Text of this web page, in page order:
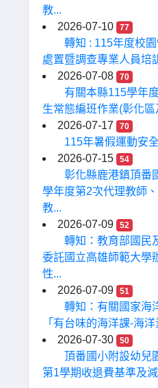
教...
2026-07-10
77
轉知 : 115年度校
處置暨調查專業人員培
2026-07-08
70
有關本縣115學年
生常態編班作業(彰化區
2026-07-17
70
115年暑假運動安
2026-07-15
54
彰化縣鹿港鎮頂番
學年度第2次代理教師
教...
2026-07-09
52
轉知：教育部國民
委託國立高雄師範大學
性...
2026-07-09
51
轉知：有關國家海
「有台味的海洋課-海
2026-07-30
50
頂番國小附設幼兒
第1學期收退費基準及